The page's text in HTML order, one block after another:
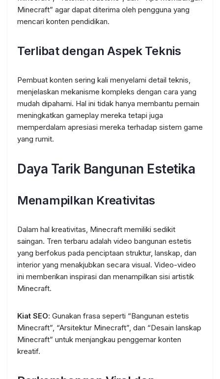
Minecraft” agar dapat diterima oleh pengguna yang
mencari konten pendidikan.
Terlibat dengan Aspek Teknis
Pembuat konten sering kali menyelami detail teknis,
menjelaskan mekanisme kompleks dengan cara yang
mudah dipahami. Hal ini tidak hanya membantu pemain
meningkatkan gameplay mereka tetapi juga
memperdalam apresiasi mereka terhadap sistem game
yang rumit.
Daya Tarik Bangunan Estetika
Menampilkan Kreativitas
Dalam hal kreativitas, Minecraft memiliki sedikit
saingan. Tren terbaru adalah video bangunan estetis
yang berfokus pada penciptaan struktur, lanskap, dan
interior yang menakjubkan secara visual. Video-video
ini memberikan inspirasi dan menampilkan sisi artistik
Minecraft.
Kiat SEO: Gunakan frasa seperti “Bangunan estetis
Minecraft”, “Arsitektur Minecraft”, dan “Desain lanskap
Minecraft” untuk menjangkau penggemar konten
kreatif.